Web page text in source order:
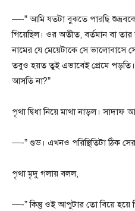
—-” আমি যতটা বুঝতে পারছি
গিয়েছিল। ওর অতীত, বর্তমান বা
নামের যে মেয়েটাকে সে ভালোবাসে
তবুও হয়ত তুই এভাবেই প্রেমে
আসতি না?”
পৃথা দ্বিধা নিয়ে মাথা নাড়ল।
—-” গুড। এখনও পরিস্থিতিটা ঠিক
পৃথা মৃদু গলায় বলল,
—-” কিন্তু ওই আপুটার তো বিয়ে হয়ে